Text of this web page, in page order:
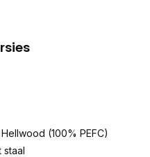
Hellwood (100% PEFC)
staal